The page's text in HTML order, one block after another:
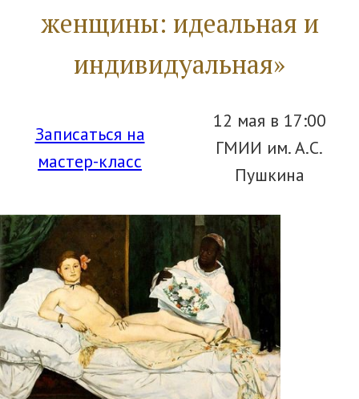
женщины: идеальная и
индивидуальная»
Записаться на
мастер-класс
12 мая в 17:00
ГМИИ им. А.С.
Пушкина